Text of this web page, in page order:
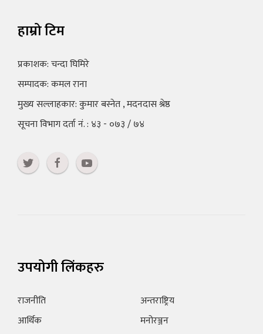
हाम्रो टिम
प्रकाशक: चन्दा घिमिरे
सम्पादक: कमल राना
मुख्य सल्लाहकार: कुमार बस्नेत , मदनदास श्रेष्ठ
सूचना विभाग दर्ता नं. : ४३ - ०७३ / ७४
उपयोगी लिंकहरु
राजनीति
आर्थिक
अन्तराष्ट्रिय
मनोरञ्जन